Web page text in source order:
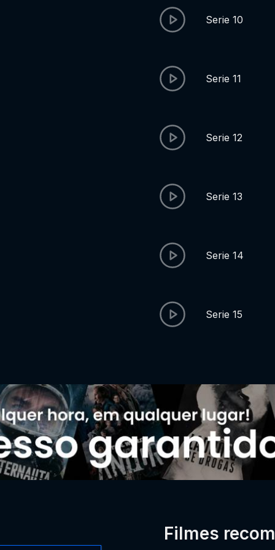
Serie 10
Serie 11
Serie 12
Serie 13
Serie 14
Serie 15
Filmes